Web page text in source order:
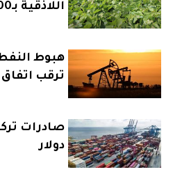
اللاذقية بـ4500 دونم
ترقب
دولار